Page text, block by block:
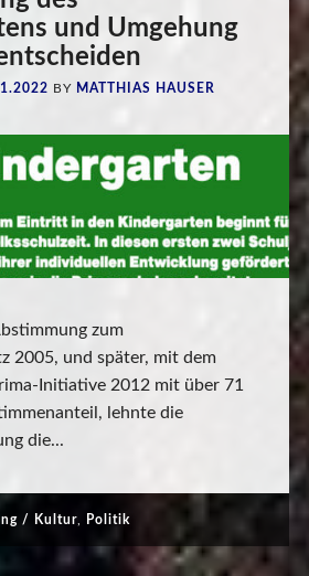
und Umgehung
BY MATTHIAS HAUSER
zum
2005, und später, mit dem
Initiative 2012 mit über 71
lehnte die
die...
/ Kultur, Politik